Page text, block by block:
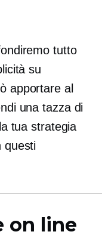
tutto
su
apportare al
una tazza di
tua strategia
questi
on line